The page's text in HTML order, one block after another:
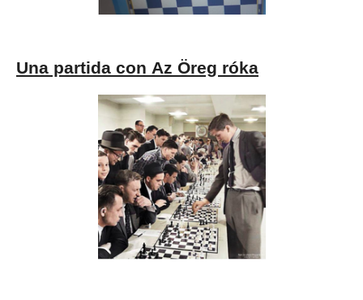
Una partida con Az Öreg róka